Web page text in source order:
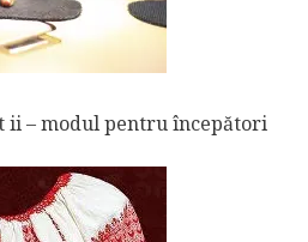
ii – modul pentru începători